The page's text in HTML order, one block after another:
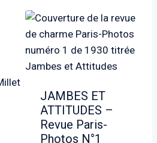
JAMBES ET
ATTITUDES –
Revue Paris-
Photos N°1